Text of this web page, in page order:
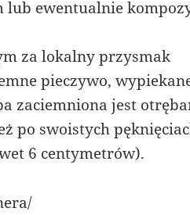
lub ewentualnie
za lokalny przysmak
pieczywo,
zaciemniona jest
po swoistych
6 centymetrów).